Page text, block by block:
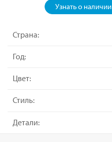
Узнать о наличии
Страна:
Год:
Цвет:
Стиль:
Детали: